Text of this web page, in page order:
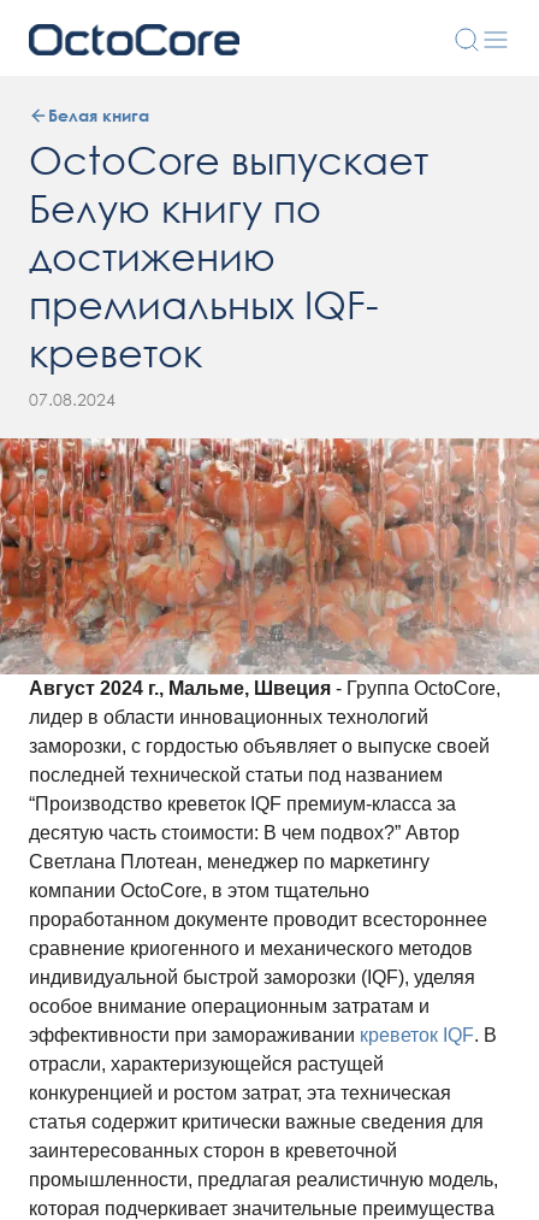
Белая книга
OctoCore выпускает
Белую книгу по
достижению
премиальных IQF-
креветок
07.08.2024
Август 2024 г., Мальме, Швеция - Группа OctoCore,
лидер в области инновационных технологий
заморозки, с гордостью объявляет о выпуске своей
последней технической статьи под названием
“Производство креветок IQF премиум-класса за
десятую часть стоимости: В чем подвох?” Автор
Светлана Плотеан, менеджер по маркетингу
компании OctoCore, в этом тщательно
проработанном документе проводит всестороннее
сравнение криогенного и механического методов
индивидуальной быстрой заморозки (IQF), уделяя
особое внимание операционным затратам и
эффективности при замораживании креветок IQF. В
отрасли, характеризующейся растущей
конкуренцией и ростом затрат, эта техническая
статья содержит критически важные сведения для
заинтересованных сторон в креветочной
промышленности, предлагая реалистичную модель,
которая подчеркивает значительные преимущества